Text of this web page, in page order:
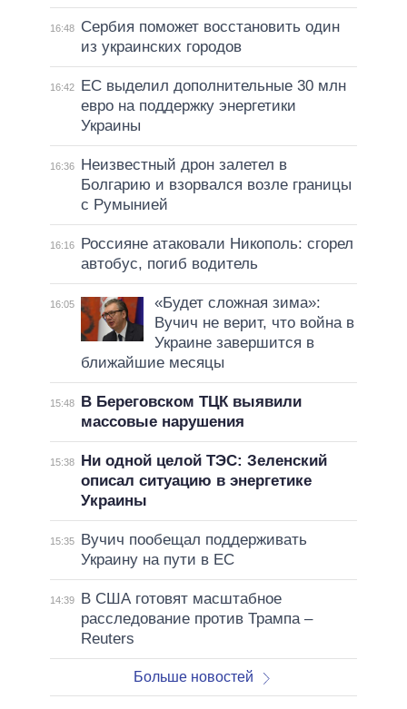
16:48
Сербия поможет восстановить один
из украинских городов
16:42
ЕС выделил дополнительные 30 млн
евро на поддержку энергетики
Украины
16:36
Неизвестный дрон залетел в
Болгарию и взорвался возле границы
с Румынией
16:16
Россияне атаковали Никополь: сгорел
автобус, погиб водитель
16:05
«Будет сложная зима»:
Вучич не верит, что война в
Украине завершится в
ближайшие месяцы
15:48
В Береговском ТЦК выявили
массовые нарушения
15:38
Ни одной целой ТЭС: Зеленский
описал ситуацию в энергетике
Украины
15:35
Вучич пообещал поддерживать
Украину на пути в ЕС
14:39
В США готовят масштабное
расследование против Трампа –
Reuters
Больше новостей